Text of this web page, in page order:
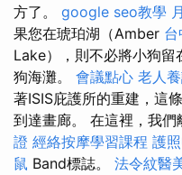
方了。 google seo教學
果您在琥珀湖（Amber
Lake），則不必將小狗留
狗海灘。 會議點心 老人
著ISIS庇護所的重建，這
到達畫廊。 在這裡，我
證 經絡按摩學習課程 護
鼠 Band標誌。 法令紋醫